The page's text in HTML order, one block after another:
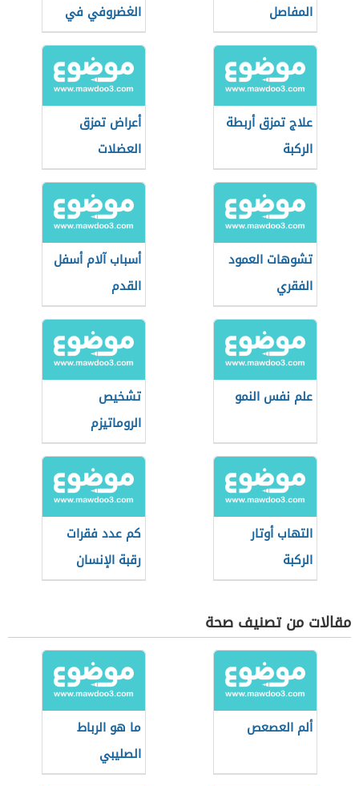
المفاصل
الغضروفي في
الرقبة
علاج تمزق أربطة
الركبة
أعراض تمزق
العضلات
تشوهات العمود
الفقري
أسباب آلام أسفل
القدم
علم نفس النمو
تشخيص
الروماتيزم
التهاب أوتار
الركبة
كم عدد فقرات
رقبة الإنسان
مقالات من تصنيف صحة
ألم العصعص
ما هو الرباط
الصليبي